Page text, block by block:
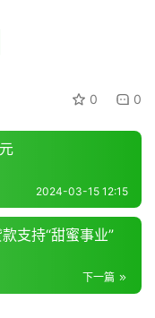
0 0
2024-03-15 12:15
支持“甜蜜事业”
下一篇